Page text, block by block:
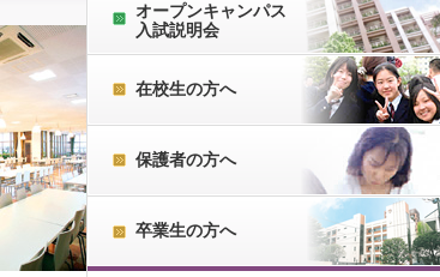
オープンキャンパス
入試説明会
在校生の方へ
保護者の方へ
卒業生の方へ